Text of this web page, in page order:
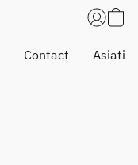
Contact